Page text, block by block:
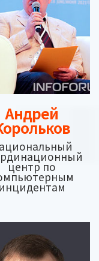
Андрей
центр по
инцидентам